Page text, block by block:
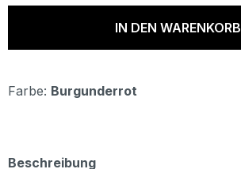
IN DEN WARENKORB
Farbe: Burgunderrot
Beschreibung